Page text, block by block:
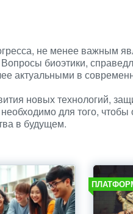
не менее важным
биоэтики,
актуальными в
новых технологий,
для того, чтобы
в будущем.